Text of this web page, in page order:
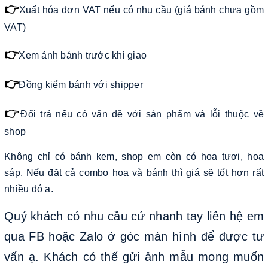
👉Xuất hóa đơn VAT nếu có nhu cầu (giá bánh chưa gồm
VAT)
👉Xem ảnh bánh trước khi giao
👉Đồng kiểm bánh với shipper
👉Đổi trả nếu có vấn đề với sản phẩm và lỗi thuộc về
shop
Không chỉ có bánh kem, shop em còn có hoa tươi, hoa
sáp. Nếu đặt cả combo hoa và bánh thì giá sẽ tốt hơn rất
nhiều đó ạ.
Quý khách có nhu cầu cứ nhanh tay liên hệ em
qua FB hoặc Zalo ở góc màn hình để được tư
vấn ạ. Khách có thể gửi ảnh mẫu mong muốn